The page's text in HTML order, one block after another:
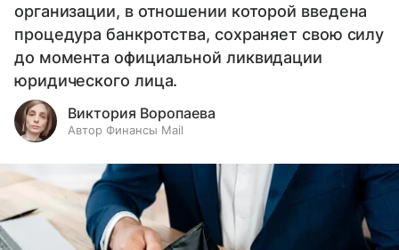
организации, в отношении которой введена
процедура банкротства, сохраняет свою силу
до момента официальной ликвидации
юридического лица.
Виктория Воропаева
Автор Финансы Mail